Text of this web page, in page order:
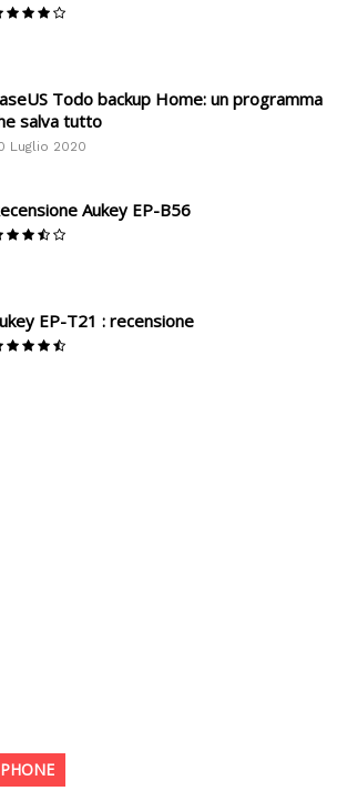
Todo backup Home: un programma
salva tutto
Luglio 2020
Aukey EP-B56
EP-T21 : recensione